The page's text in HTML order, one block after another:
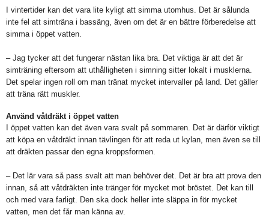
I vintertider kan det vara lite kyligt att simma utomhus. Det är sålunda
inte fel att simträna i bassäng, även om det är en bättre förberedelse att
simma i öppet vatten.
– Jag tycker att det fungerar nästan lika bra. Det viktiga är att det är
simträning eftersom att uthålligheten i simning sitter lokalt i musklerna.
Det spelar ingen roll om man tränat mycket intervaller på land. Det gäller
att träna rätt muskler.
Använd våtdräkt i öppet vatten
I öppet vatten kan det även vara svalt på sommaren. Det är därför viktigt
att köpa en våtdräkt innan tävlingen för att reda ut kylan, men även se till
att dräkten passar den egna kroppsformen.
– Det lär vara så pass svalt att man behöver det. Det är bra att prova den
innan, så att våtdräkten inte tränger för mycket mot bröstet. Det kan till
och med vara farligt. Den ska dock heller inte släppa in för mycket
vatten, men det får man känna av.